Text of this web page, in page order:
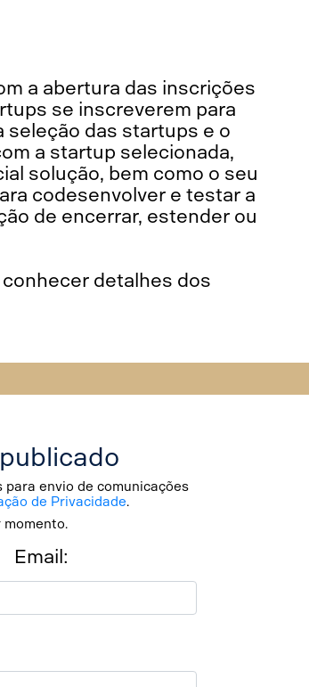
a abertura das inscrições
se inscreverem para
seleção das startups e o
a startup selecionada,
solução, bem como o seu
codesenvolver e testar a
de encerrar, estender ou
detalhes dos
envio de comunicações
de Privacidade.
momento.
Email: